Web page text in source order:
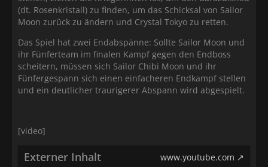
(dt. Rosenkristall) zu finden, um das Schicksal von Sailor
Moon zurück zu ändern und Crystal Tokyo zu retten.
Das Spiel hat zwei Endabspänne: Sollte Sailor Moon und
ihr Fünferteam im finalen Kampf gegen den Endboss
scheitern, müssen sich Sailor Chibi Moon und ihr
Fünfergespann sich einen einfacheren Endkampf stellen
und ein deutlicher traurigerer Abspann wird abgespielt.
[video]
Externer Inhalt
www.youtube.com